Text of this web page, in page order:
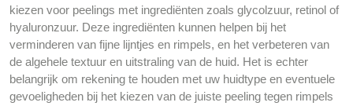
kiezen voor peelings met ingrediënten zoals glycolzuur, retinol of
hyaluronzuur. Deze ingrediënten kunnen helpen bij het
verminderen van fijne lijntjes en rimpels, en het verbeteren van
de algehele textuur en uitstraling van de huid. Het is echter
belangrijk om rekening te houden met uw huidtype en eventuele
gevoeligheden bij het kiezen van de juiste peeling tegen rimpels